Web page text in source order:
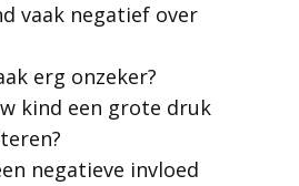
vaak negatief over
erg onzeker?
kind een grote druk
negatieve invloed